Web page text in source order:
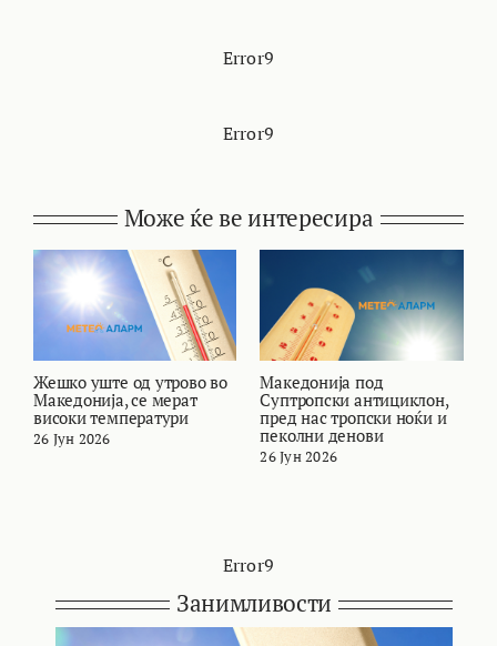
Error9
Error9
Може ќе ве интересира
Жешко уште од утрово во
Македонија, се мерат
високи температури
26 Јун 2026
Македонија под
Суптропски антициклон,
пред нас тропски ноќи и
пеколни денови
26 Јун 2026
Error9
Занимливости